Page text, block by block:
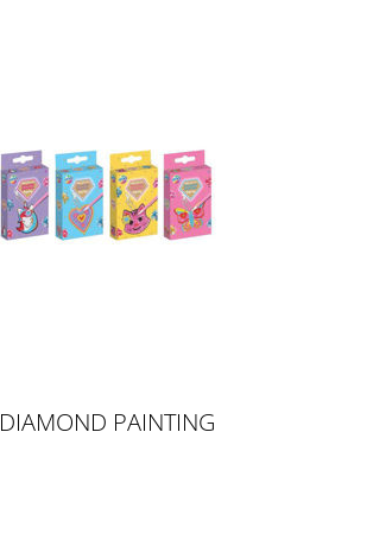
DIAMOND PAINTING